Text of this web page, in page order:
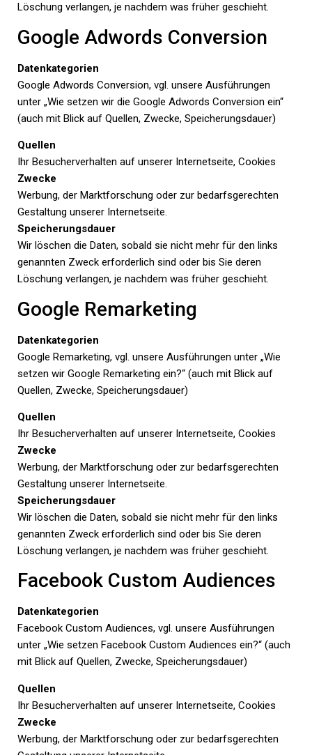
Löschung verlangen, je nachdem was früher geschieht.
Google Adwords Conversion
Datenkategorien
Google Adwords Conversion, vgl. unsere Ausführungen
unter „Wie setzen wir die Google Adwords Conversion ein“
(auch mit Blick auf Quellen, Zwecke, Speicherungsdauer)
Quellen
Ihr Besucherverhalten auf unserer Internetseite, Cookies
Zwecke
Werbung, der Marktforschung oder zur bedarfsgerechten
Gestaltung unserer Internetseite.
Speicherungsdauer
Wir löschen die Daten, sobald sie nicht mehr für den links
genannten Zweck erforderlich sind oder bis Sie deren
Löschung verlangen, je nachdem was früher geschieht.
Google Remarketing
Datenkategorien
Google Remarketing, vgl. unsere Ausführungen unter „Wie
setzen wir Google Remarketing ein?“ (auch mit Blick auf
Quellen, Zwecke, Speicherungsdauer)
Quellen
Ihr Besucherverhalten auf unserer Internetseite, Cookies
Zwecke
Werbung, der Marktforschung oder zur bedarfsgerechten
Gestaltung unserer Internetseite.
Speicherungsdauer
Wir löschen die Daten, sobald sie nicht mehr für den links
genannten Zweck erforderlich sind oder bis Sie deren
Löschung verlangen, je nachdem was früher geschieht.
Facebook Custom Audiences
Datenkategorien
Facebook Custom Audiences, vgl. unsere Ausführungen
unter „Wie setzen Facebook Custom Audiences ein?“ (auch
mit Blick auf Quellen, Zwecke, Speicherungsdauer)
Quellen
Ihr Besucherverhalten auf unserer Internetseite, Cookies
Zwecke
Werbung, der Marktforschung oder zur bedarfsgerechten